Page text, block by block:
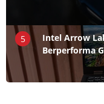
5
Intel Arrow
Berperforma